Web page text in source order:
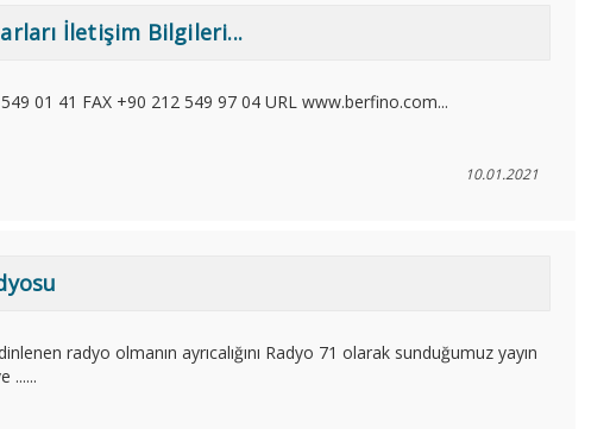
İletişim Bilgileri...
01 41 FAX +90 212 549 97 04 URL www.berfino.com...
10.01.2021
radyo olmanın ayrıcalığını Radyo 71 olarak sunduğumuz yayın
......